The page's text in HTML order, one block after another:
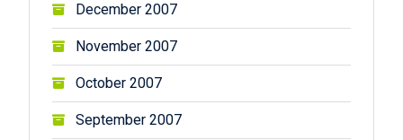
December 2007
November 2007
October 2007
September 2007